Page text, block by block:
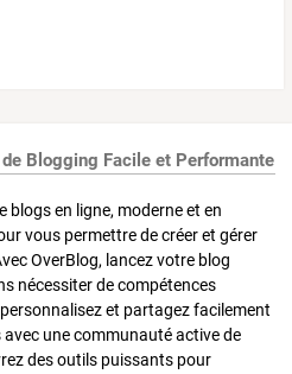
Blogging Facile et Performante
blogs en ligne, moderne et en
vous permettre de créer et gérer
OverBlog, lancez votre blog
nécessiter de compétences
et partagez facilement
une communauté active de
des outils puissants pour